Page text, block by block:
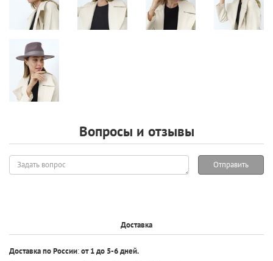
Вопросы и отзывы
Задать
вопрос
Отправить
Доставка
Доставка по России:от 1 до 5-6 дней.